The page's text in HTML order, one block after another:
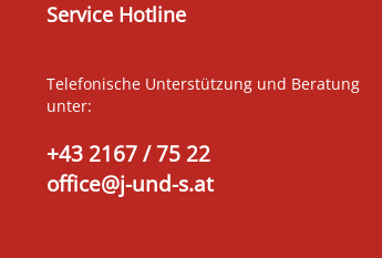
Service Hotline
Telefonische Unterstützung und Beratung
unter:
+43 2167 / 75 22
office@j-und-s.at